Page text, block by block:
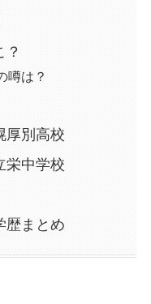
？
噂は？
厚別高校
栄中学校
歴まとめ